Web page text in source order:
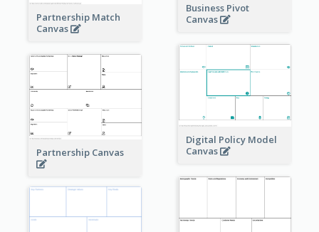
Partnership Match
Canvas
Business Pivot
Canvas
Digital Policy Model
Canvas
Partnership Canvas